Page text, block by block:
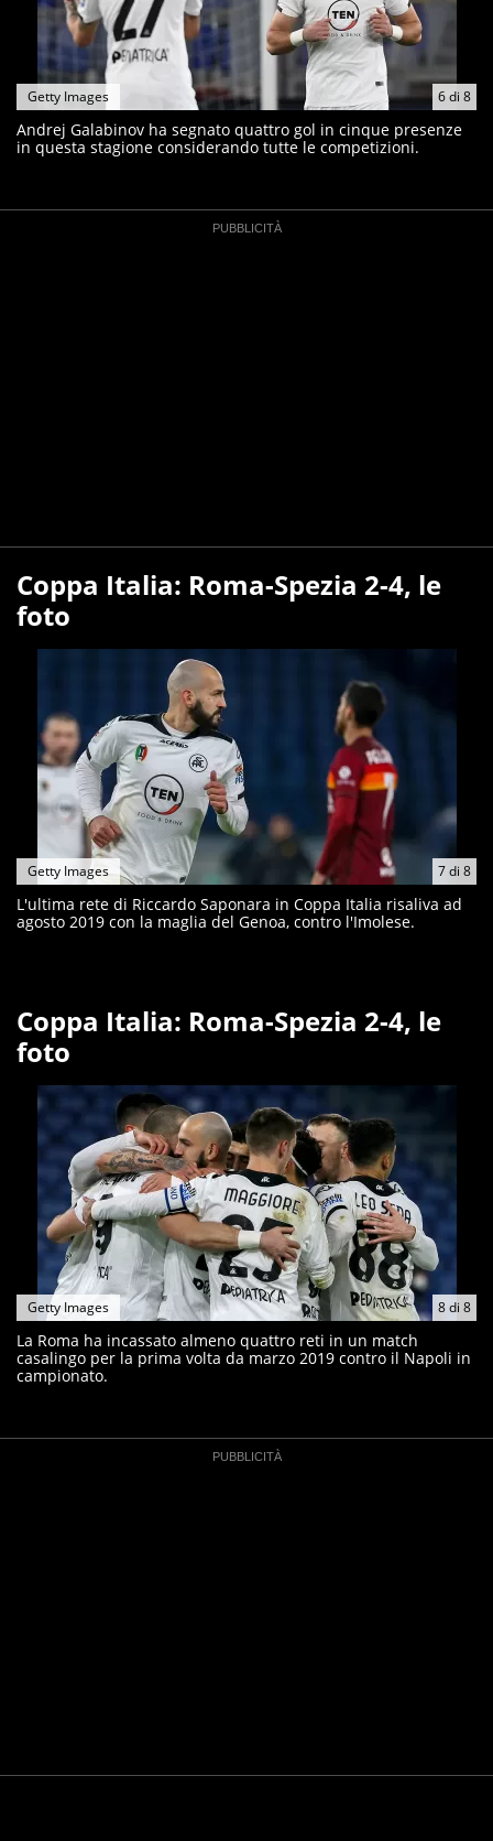
6di 8
Getty Images
Andrej Galabinov ha segnato quattro gol in cinque presenze
in questa stagione considerando tutte le competizioni.
Coppa Italia: Roma-Spezia 2-4, le
foto
7di 8
Getty Images
L'ultima rete di Riccardo Saponara in Coppa Italia risaliva ad
agosto 2019 con la maglia del Genoa, contro l'Imolese.
Coppa Italia: Roma-Spezia 2-4, le
foto
8di 8
Getty Images
La Roma ha incassato almeno quattro reti in un match
casalingo per la prima volta da marzo 2019 contro il Napoli in
campionato.